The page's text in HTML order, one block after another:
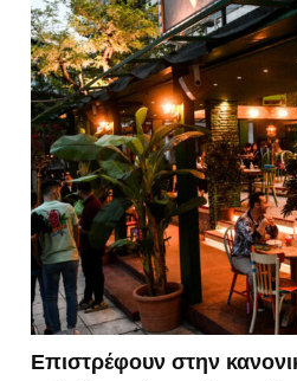
Επιστρέφουν στην